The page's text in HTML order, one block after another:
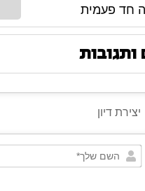
חד פעמית
ותגובות